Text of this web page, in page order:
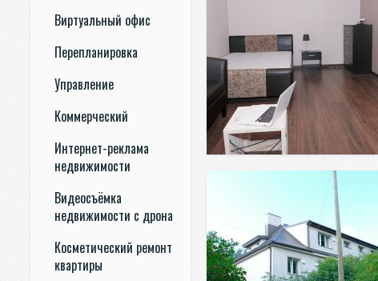
Виртуальный офис
Перепланировка
Управление
Коммерческий
Интернет-реклама
недвижимости
Видеосъёмка
недвижимости с дрона
Косметический ремонт
квартиры